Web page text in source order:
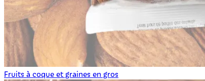
Fruits à coque et graines en gros